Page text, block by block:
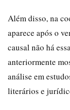
Além disso, na
aparece após o
causal não há
anteriormente
análise em
literários e